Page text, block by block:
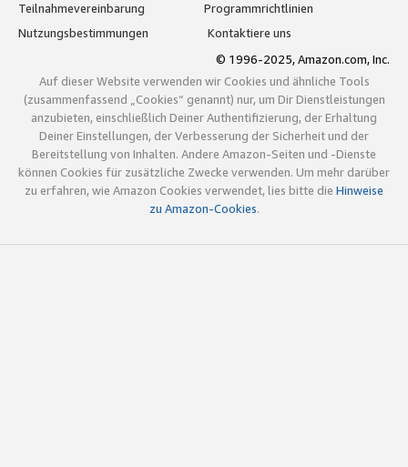
Teilnahmevereinbarung
Programmrichtlinien
Nutzungsbestimmungen
Kontaktiere uns
© 1996-2025, Amazon.com, Inc.
Auf dieser Website verwenden wir Cookies und ähnliche Tools
(zusammenfassend „Cookies“ genannt) nur, um Dir Dienstleistungen
anzubieten, einschließlich Deiner Authentifizierung, der Erhaltung
Deiner Einstellungen, der Verbesserung der Sicherheit und der
Bereitstellung von Inhalten. Andere Amazon-Seiten und -Dienste
können Cookies für zusätzliche Zwecke verwenden. Um mehr darüber
zu erfahren, wie Amazon Cookies verwendet, lies bitte die Hinweise
zu Amazon-Cookies.